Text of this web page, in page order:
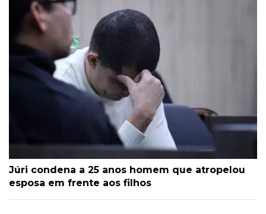
Júri condena a 25 anos homem que atropelou
esposa em frente aos filhos